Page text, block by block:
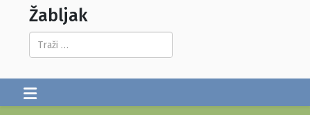
Žabljak
Pretraga...